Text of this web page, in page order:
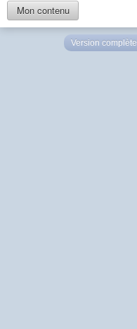
Mon contenu
Version complète